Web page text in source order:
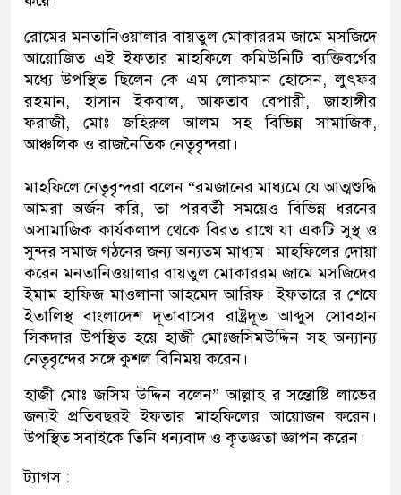
রোমের মনতানিওয়ালার বায়তুল মোকাররম জামে মসজিদে
আয়োজিত এই ইফতার মাহফিলে কমিউনিটি ব্যক্তিবর্গের
মধ্যে উপস্থিত ছিলেন কে এম লোকমান হোসেন, লুৎফর
রহমান, হাসান ইকবাল, আফতাব বেপারী, জাহাঙ্গীর
ফরাজী, মোঃ জহিরুল আলম সহ বিভিন্ন সামাজিক,
আঞ্চলিক ও রাজনৈতিক নেতৃবৃন্দরা।
মাহফিলে নেতৃবৃন্দরা বলেন “রমজানের মাধ্যমে যে আত্মশুদ্ধি
আমরা অর্জন করি, তা পরবর্তী সময়েও বিভিন্ন ধরনের
অসামাজিক কার্যকলাপ থেকে বিরত রাখে যা একটি সুস্থ ও
সুন্দর সমাজ গঠনের জন্য অন্যতম মাধ্যম। মাহফিলের দোয়া
করেন মনতানিওয়ালার বায়তুল মোকাররম জামে মসজিদের
ইমাম হাফিজ মাওলানা আহমেদ আরিফ। ইফতারে র শেষে
ইতালিস্থ বাংলাদেশ দূতাবাসের রাষ্ট্রদূত আব্দুস সোবহান
সিকদার উপস্থিত হয়ে হাজী মোঃজসিমউদ্দিন সহ অন্যান্য
নেতৃবৃন্দের সঙ্গে কুশল বিনিময় করেন।
হাজী মোঃ জসিম উদ্দিন বলেন” আল্লাহ র সন্তোষ্টি লাভের
জন্যই প্রতিবছরই ইফতার মাহফিলের আয়োজন করেন।
উপস্থিত সবাইকে তিনি ধন্যবাদ ও কৃতজ্ঞতা জ্ঞাপন করেন।
ট্যাগস :